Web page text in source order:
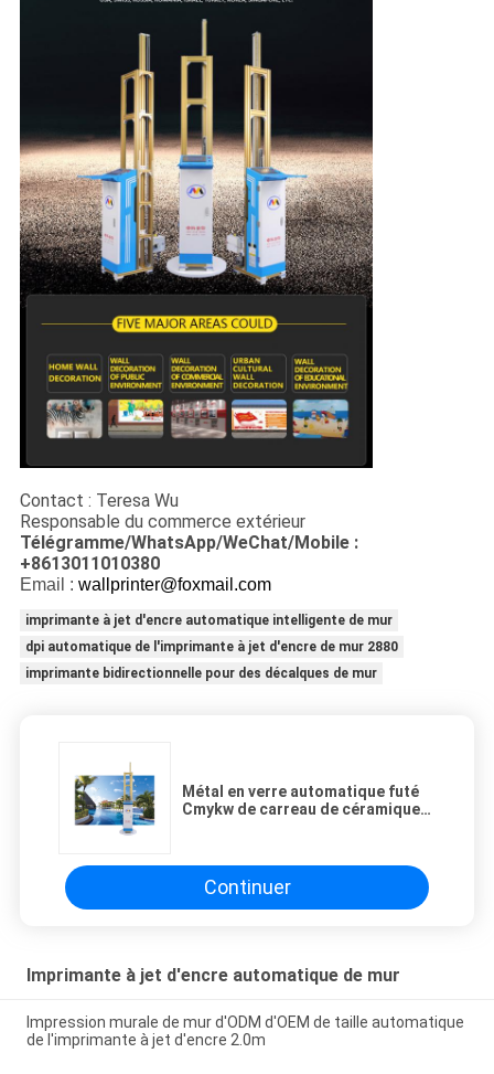
Contact : Teresa Wu
Responsable du commerce extérieur
Télégramme/WhatsApp/WeChat/Mobile :
+8613011010380
Email : wallprinter@foxmail.com
imprimante à jet d'encre automatique intelligente de mur
dpi automatique de l'imprimante à jet d'encre de mur 2880
imprimante bidirectionnelle pour des décalques de mur
Métal en verre automatique futé
Cmykw de carreau de céramique
Continuer
Imprimante à jet d'encre automatique de mur
Impression murale de mur d'ODM d'OEM de taille automatique
de l'imprimante à jet d'encre 2.0m